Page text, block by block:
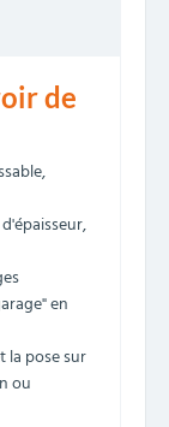
de
en
la pose sur
ou